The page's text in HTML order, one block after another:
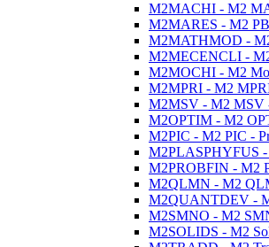
M2MACHI - M2
M2MARES - M2
M2MATHMOD -
M2MECENCLI -
M2MOCHI - M2
M2MPRI - M2
M2MSV - M2 MSV -
M2OPTIM - M2
M2PIC - M2 PIC -
M2PLASPHYFUS -
M2PROBFIN - M2
M2QLMN - M2
M2QUANTDEV -
M2SMNO - M2
M2SOLIDS - M2